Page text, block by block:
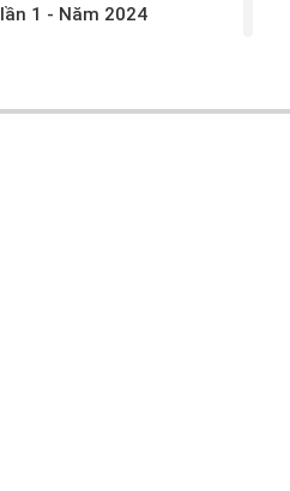
lần 1 - Năm 2024